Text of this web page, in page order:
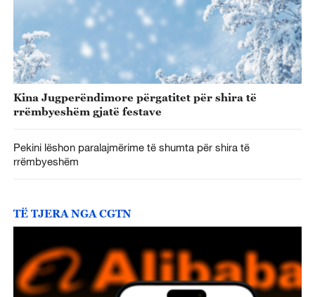
Kina Jugperëndimore përgatitet për shira të
rrëmbyeshëm gjatë festave
Pekini lëshon paralajmërime të shumta për shira të
rrëmbyeshëm
TË TJERA NGA CGTN